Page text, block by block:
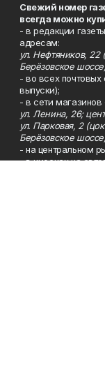
Свежий номер
всегда можно
- в редакции
адресам:
ул. Нефтяников, 22
Берёзовское
- во всех почтовых
выпуски);
- в сети магазинов
ул. Ленина, 26;
ул. Парковая, 2
Берёзовское
- на центральном
- в киосках на